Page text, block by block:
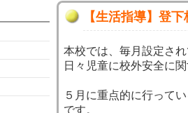
【生活指導】登
本校では、毎月設定さ
日々児童に校外安全に
５月に重点的に行って
です。